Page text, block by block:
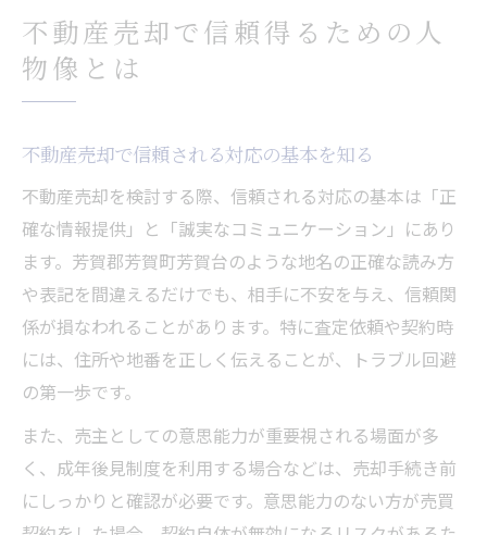
芳賀町芳賀台で避けたい三大タブー徹底解説
不動産売却で絶対に避けるべき三大タブー
芳賀町芳賀台でよくある売却時の失敗事例
説
三大タブー回避で安心できる不動産売却を
実現
芳賀台の売却で注意したい行動とその理由
査定前に知るべき意思能力と売却リスク
不動産売却で意思能力が問われる場面を解
説
売却リスクを減らすための意思能力確認法
意思能力の欠如が不動産売却に与える影響
査定前に準備したい不動産売却の重要ポイ
ント
不動産売却で信頼得るための人
物像とは
不動産売却で信頼される対応の基本を知る
不動産売却を検討する際、信頼される対応の基本は「正
確な情報提供」と「誠実なコミュニケーション」にあり
ます。芳賀郡芳賀町芳賀台のような地名の正確な読み方
や表記を間違えるだけでも、相手に不安を与え、信頼関
係が損なわれることがあります。特に査定依頼や契約時
には、住所や地番を正しく伝えることが、トラブル回避
の第一歩です。
また、売主としての意思能力が重要視される場面が多
く、成年後見制度を利用する場合などは、売却手続き前
にしっかりと確認が必要です。意思能力のない方が売買